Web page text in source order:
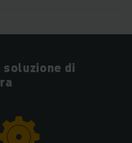
soluzione di